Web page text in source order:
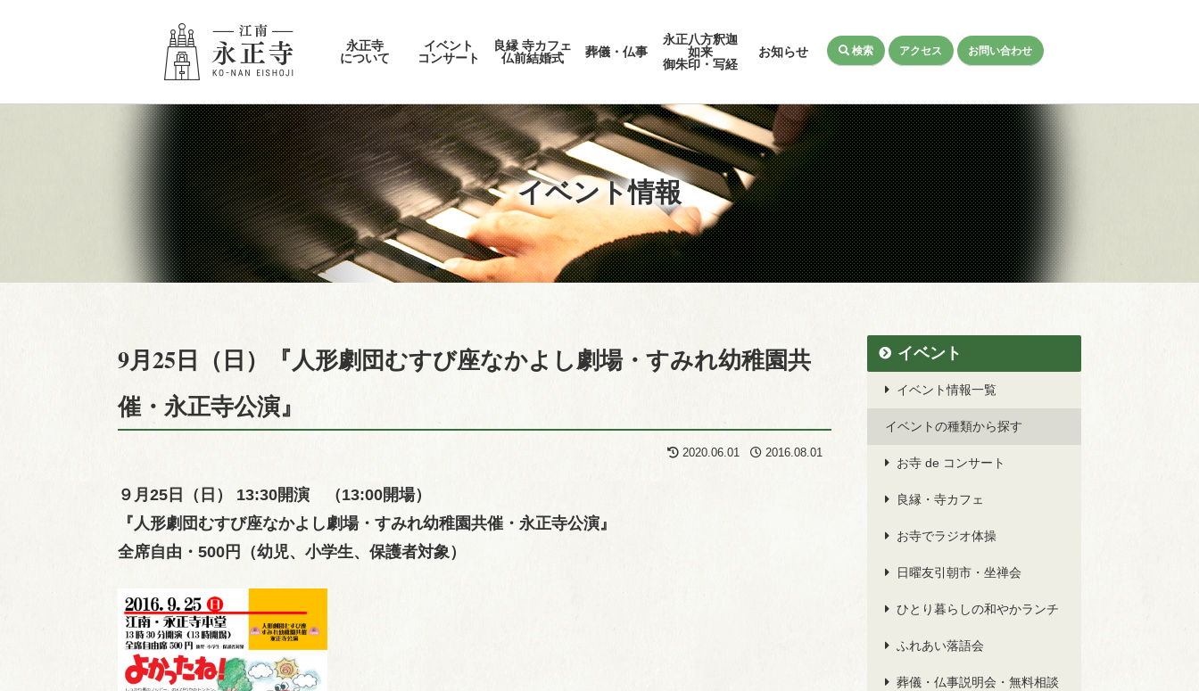
永正寺
について
イベント
コンサート
良縁 寺カフェ
仏前結婚式
葬儀・仏事
永正八方釈迦
如来
御朱印・写経
お知らせ 検索 アクセス お問い合わせ
イベント情報
9月25日（日）『人形劇団むすび座なかよし劇場・すみれ幼稚園共
催・永正寺公演』
2020.06.01 2016.08.01
９月25日（日） 13:30開演 （13:00開場）
『人形劇団むすび座なかよし劇場・すみれ幼稚園共催・永正寺公演』
全席自由・500円（幼児、小学生、保護者対象）
イベント
イベント情報一覧
イベントの種類から探す
お寺 de コンサート
良縁・寺カフェ
お寺でラジオ体操
日曜友引朝市・坐禅会
ひとり暮らしの和やかランチ
ふれあい落語会
葬儀・仏事説明会・無料相談